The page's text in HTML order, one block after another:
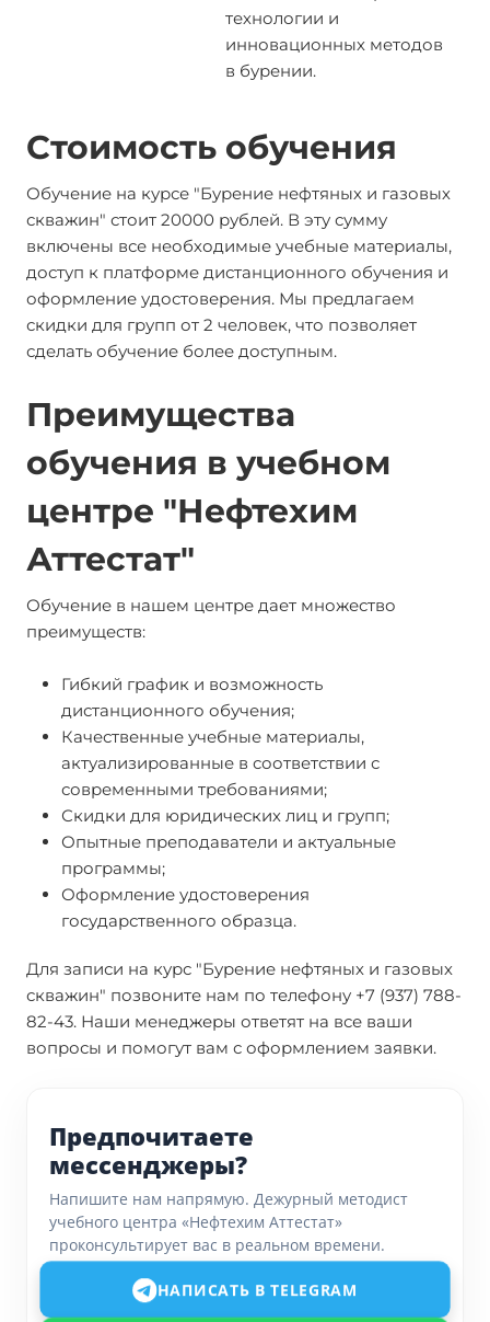
технологии и
инновационных методов
в бурении.
Стоимость обучения
Обучение на курсе "Бурение нефтяных и газовых
скважин" стоит 20000 рублей. В эту сумму
включены все необходимые учебные материалы,
доступ к платформе дистанционного обучения и
оформление удостоверения. Мы предлагаем
скидки для групп от 2 человек, что позволяет
сделать обучение более доступным.
Преимущества
обучения в учебном
центре "Нефтехим
Аттестат"
Обучение в нашем центре дает множество
преимуществ:
Гибкий график и возможность
дистанционного обучения;
Качественные учебные материалы,
актуализированные в соответствии с
современными требованиями;
Скидки для юридических лиц и групп;
Опытные преподаватели и актуальные
программы;
Оформление удостоверения
государственного образца.
Для записи на курс "Бурение нефтяных и газовых
скважин" позвоните нам по телефону +7 (937) 788-
82-43. Наши менеджеры ответят на все ваши
вопросы и помогут вам с оформлением заявки.
Предпочитаете
мессенджеры?
Напишите нам напрямую. Дежурный методист
учебного центра «Нефтехим Аттестат»
проконсультирует вас в реальном времени.
НАПИСАТЬ В TELEGRAM